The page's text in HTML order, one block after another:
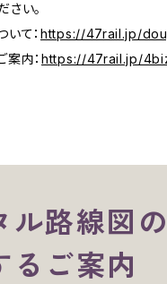
さい。
いて： https://47rail.jp/
案内： https://47rail.jp/
ル路線図
るご案内